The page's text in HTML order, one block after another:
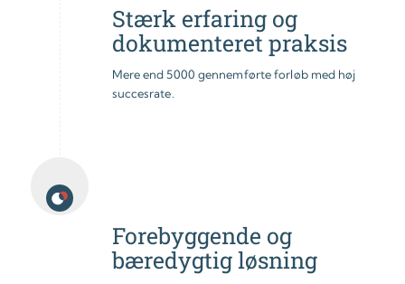
Stærk erfaring og
dokumenteret praksis
Mere end 5000 gennemførte forløb med høj
succesrate.
Forebyggende og
bæredygtig løsning